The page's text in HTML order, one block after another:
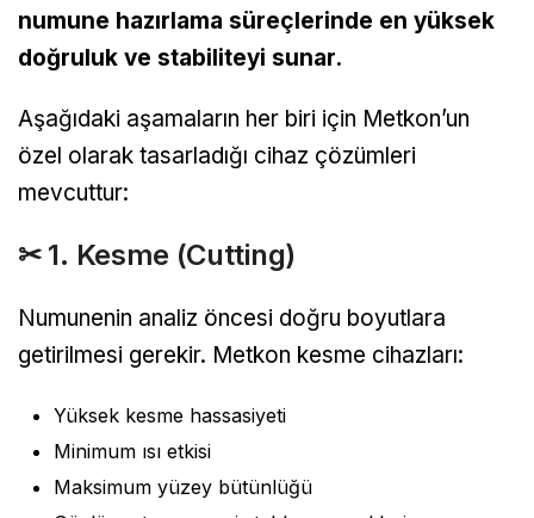
numune hazırlama süreçlerinde en yüksek
doğruluk ve stabiliteyi sunar.
Aşağıdaki aşamaların her biri için Metkon’un
özel olarak tasarladığı cihaz çözümleri
mevcuttur:
✂ 1. Kesme (Cutting)
Numunenin analiz öncesi doğru boyutlara
getirilmesi gerekir. Metkon kesme cihazları:
Yüksek kesme hassasiyeti
Minimum ısı etkisi
Maksimum yüzey bütünlüğü